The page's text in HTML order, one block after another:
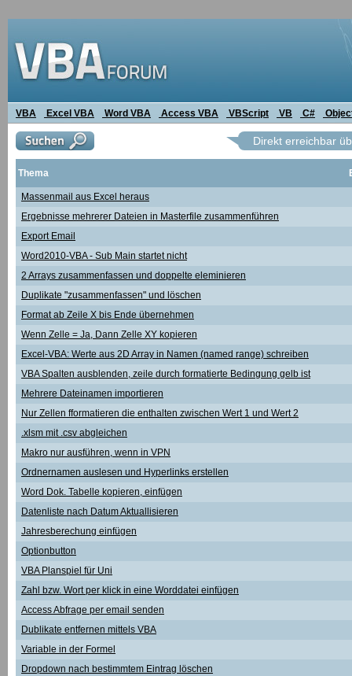
VBA Excel VBA Word VBA Access VBA VBScript VB C#
Direkt erreichbar
Thema
Massenmail aus Excel heraus
Ergebnisse mehrerer Dateien in Masterfile zusammenführen
Export Email
Word2010-VBA - Sub Main startet nicht
2 Arrays zusammenfassen und doppelte eleminieren
Duplikate "zusammenfassen" und löschen
Format ab Zeile X bis Ende übernehmen
Wenn Zelle = Ja, Dann Zelle XY kopieren
Excel-VBA: Werte aus 2D Array in Namen (named range) schreiben
VBA Spalten ausblenden, zeile durch formatierte Bedingung gelb ist
Mehrere Dateinamen importieren
Nur Zellen fformatieren die enthalten zwischen Wert 1 und Wert 2
.xlsm mit .csv abgleichen
Makro nur ausführen, wenn in VPN
Ordnernamen auslesen und Hyperlinks erstellen
Word Dok. Tabelle kopieren, einfügen
Datenliste nach Datum Aktuallisieren
Jahresberechung einfügen
Optionbutton
VBA Planspiel für Uni
Zahl bzw. Wort per klick in eine Worddatei einfügen
Access Abfrage per email senden
Dublikate entfernen mittels VBA
Variable in der Formel
Dropdown nach bestimmtem Eintrag löschen